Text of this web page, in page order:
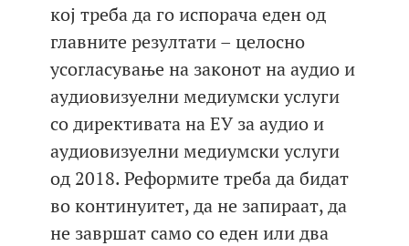
кој треба да го испорача еден од
главните резултати – целосно
усогласување на законот на аудио и
аудиовизуелни медиумски услуги
со директивата на ЕУ за аудио и
аудиовизуелни медиумски услуги
од 2018. Реформите треба да бидат
во континуитет, да не запираат, да
не завршат само со еден или два